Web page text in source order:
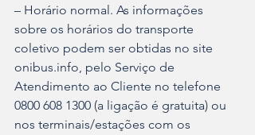
– Horário normal. As informações
sobre os horários do transporte
coletivo podem ser obtidas no site
onibus.info, pelo Serviço de
Atendimento ao Cliente no telefone
0800 608 1300 (a ligação é gratuita) ou
nos terminais/estações com os